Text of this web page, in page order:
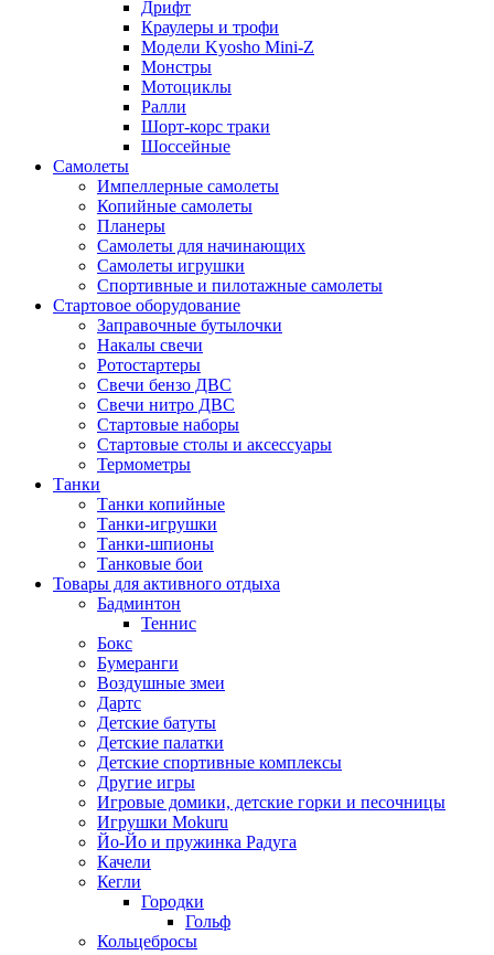
Дрифт
Краулеры и трофи
Модели Kyosho Mini-Z
Монстры
Мотоциклы
Ралли
Шорт-корс траки
Шоссейные
Самолеты
Импеллерные самолеты
Копийные самолеты
Планеры
Самолеты для начинающих
Самолеты игрушки
Спортивные и пилотажные самолеты
Стартовое оборудование
Заправочные бутылочки
Накалы свечи
Ротостартеры
Свечи бензо ДВС
Свечи нитро ДВС
Стартовые наборы
Стартовые столы и аксессуары
Термометры
Танки
Танки копийные
Танки-игрушки
Танки-шпионы
Танковые бои
Товары для активного отдыха
Бадминтон
Теннис
Бокс
Бумеранги
Воздушные змеи
Дартс
Детские батуты
Детские палатки
Детские спортивные комплексы
Другие игры
Игровые домики, детские горки и песочницы
Игрушки Mokuru
Йо-Йо и пружинка Радуга
Качели
Кегли
Городки
Гольф
Кольцебросы